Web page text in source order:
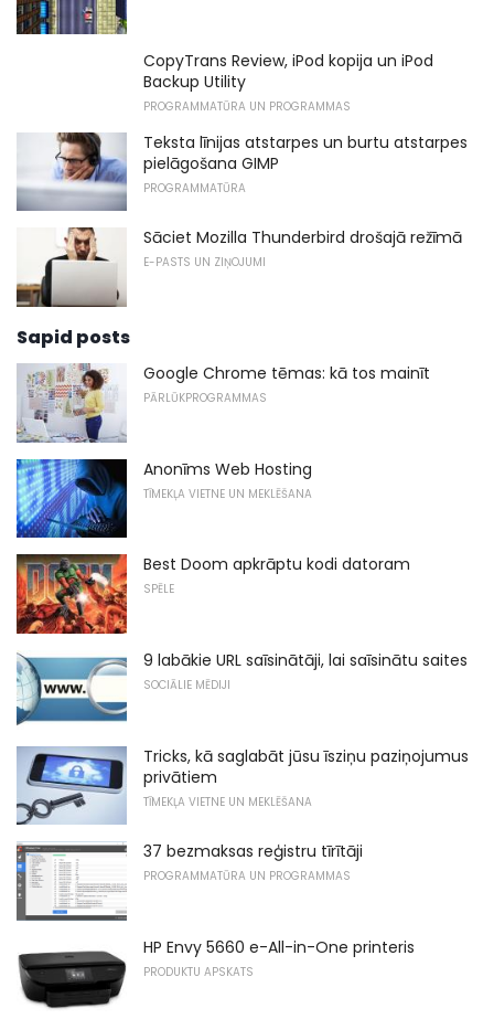
CopyTrans Review, iPod kopija un iPod
Backup Utility
PROGRAMMATŪRA UN PROGRAMMAS
Teksta līnijas atstarpes un burtu atstarpes
pielāgošana GIMP
PROGRAMMATŪRA
Sāciet Mozilla Thunderbird drošajā režīmā
E-PASTS UN ZIŅOJUMI
Sapid posts
Google Chrome tēmas: kā tos mainīt
PĀRLŪKPROGRAMMAS
Anonīms Web Hosting
TĪMEKĻA VIETNE UN MEKLĒŠANA
Best Doom apkrāptu kodi datoram
SPĒLE
9 labākie URL saīsinātāji, lai saīsinātu saites
SOCIĀLIE MĒDIJI
Tricks, kā saglabāt jūsu īsziņu paziņojumus
privātiem
TĪMEKĻA VIETNE UN MEKLĒŠANA
37 bezmaksas reģistru tīrītāji
PROGRAMMATŪRA UN PROGRAMMAS
HP Envy 5660 e-All-in-One printeris
PRODUKTU APSKATS